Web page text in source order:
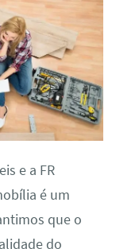
e a FR
é um
que o
do